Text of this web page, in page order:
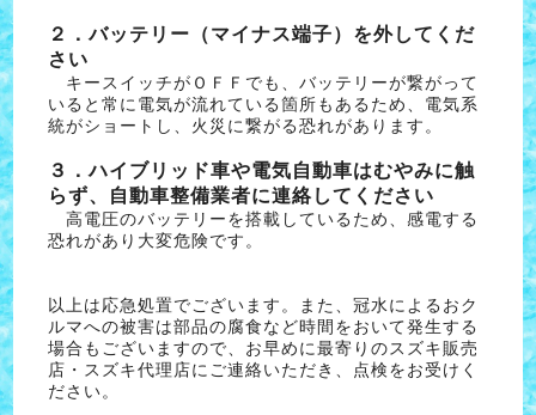
２．バッテリー（マイナス端子）を外してくだ
さい
キースイッチがＯＦＦでも、バッテリーが繋がって
いると常に電気が流れている箇所もあるため、電気系
統がショートし、火災に繋がる恐れがあります。
３．ハイブリッド車や電気自動車はむやみに触
らず、自動車整備業者に連絡してください
高電圧のバッテリーを搭載しているため、感電する
恐れがあり大変危険です。
以上は応急処置でございます。また、冠水によるおク
ルマへの被害は部品の腐食など時間をおいて発生する
場合もございますので、お早めに最寄りのスズキ販売
店・スズキ代理店にご連絡いただき、点検をお受けく
ださい。